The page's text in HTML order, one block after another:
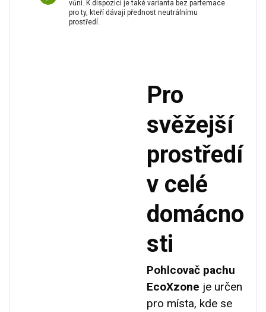
vůni. K dispozici je také varianta bez parfemace
pro ty, kteří dávají přednost neutrálnímu
prostředí.
Pro
svěžejší
prostředí
v celé
domácno
sti
Pohlcovač pachu
EcoXzone je určen
pro místa, kde se